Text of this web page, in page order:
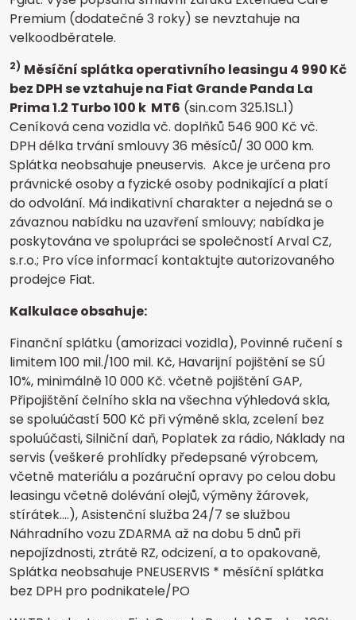
Premium (dodatečné 3 roky) se nevztahuje na
velkoodběratele.
2) Měsíční splátka operativního leasingu 4 990 Kč
bez DPH se vztahuje na Fiat Grande Panda La
Prima 1.2 Turbo 100 k MT6 (sin.com 325.1SL.1)
Ceníková cena vozidla vč. doplňků 546 900 Kč vč.
DPH délka trvání smlouvy 36 měsíců/ 30 000 km.
Splátka neobsahuje pneuservis. Akce je určena pro
právnické osoby a fyzické osoby podnikající a platí
do odvolání. Má indikativní charakter a nejedná se o
závaznou nabídku na uzavření smlouvy; nabídka je
poskytována ve spolupráci se společností Arval CZ,
s.r.o.; Pro více informací kontaktujte autorizovaného
prodejce Fiat.
Kalkulace obsahuje:
Finanční splátku (amorizaci vozidla), Povinné ručení s
limitem 100 mil./100 mil. Kč, Havarijní pojištění se SÚ
10%, minimálně 10 000 Kč. včetně pojištění GAP,
Připojištění čelního skla na všechna výhledová skla,
se spoluúčastí 500 Kč při výměně skla, zcelení bez
spoluúčasti, Silniční daň, Poplatek za rádio, Náklady na
servis (veškeré prohlídky předepsané výrobcem,
včetně materiálu a pozáruční opravy po celou dobu
leasingu včetně dolévání olejů, výměny žárovek,
stírátek….), Asistenční služba 24/7 se službou
Náhradního vozu ZDARMA až na dobu 5 dnů při
nepojízdnosti, ztrátě RZ, odcizení, a to opakovaně,
Splátka neobsahuje PNEUSERVIS * měsíční splátka
bez DPH pro podnikatele/PO